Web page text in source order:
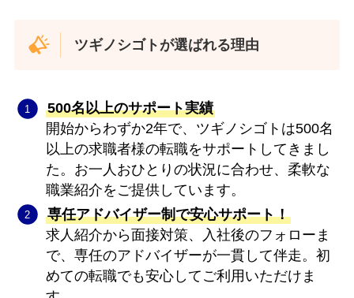
ツギノシゴトが選ばれる理由
500名以上のサポート実績
開始からわずか2年で、ツギノシゴトは500名
以上の求職者様の転職をサポートしてきまし
た。お一人おひとりの状況に合わせ、柔軟な
職業紹介をご提供しています。
専任アドバイザー制で安心サポート！
求人紹介から面接対策、入社後のフォローま
で、専任のアドバイザーが一貫して伴走。初
めての転職でも安心してご利用いただけま